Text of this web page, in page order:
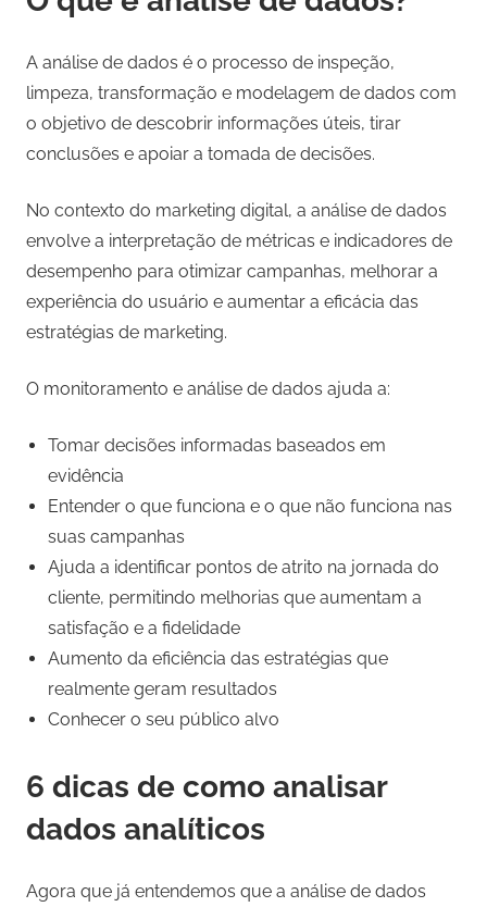
A análise de dados é o processo de inspeção,
limpeza, transformação e modelagem de dados com
o objetivo de descobrir informações úteis, tirar
conclusões e apoiar a tomada de decisões.
No contexto do marketing digital, a análise de dados
envolve a interpretação de métricas e indicadores de
desempenho para otimizar campanhas, melhorar a
experiência do usuário e aumentar a eficácia das
estratégias de marketing.
O monitoramento e análise de dados ajuda a:
Tomar decisões informadas baseados em
evidência
Entender o que funciona e o que não funciona nas
suas campanhas
Ajuda a identificar pontos de atrito na jornada do
cliente, permitindo melhorias que aumentam a
satisfação e a fidelidade
Aumento da eficiência das estratégias que
realmente geram resultados
Conhecer o seu público alvo
6 dicas de como analisar
dados analíticos
Agora que já entendemos que a análise de dados